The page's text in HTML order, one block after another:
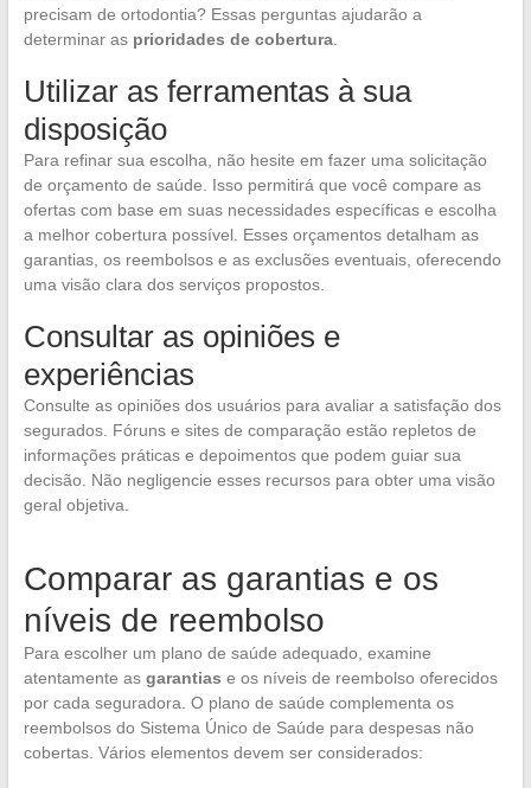
precisam de ortodontia? Essas perguntas ajudarão a
determinar as prioridades de cobertura.
Utilizar as ferramentas à sua
disposição
Para refinar sua escolha, não hesite em fazer uma solicitação
de orçamento de saúde. Isso permitirá que você compare as
ofertas com base em suas necessidades específicas e escolha
a melhor cobertura possível. Esses orçamentos detalham as
garantias, os reembolsos e as exclusões eventuais, oferecendo
uma visão clara dos serviços propostos.
Consultar as opiniões e
experiências
Consulte as opiniões dos usuários para avaliar a satisfação dos
segurados. Fóruns e sites de comparação estão repletos de
informações práticas e depoimentos que podem guiar sua
decisão. Não negligencie esses recursos para obter uma visão
geral objetiva.
Comparar as garantias e os
níveis de reembolso
Para escolher um plano de saúde adequado, examine
atentamente as garantias e os níveis de reembolso oferecidos
por cada seguradora. O plano de saúde complementa os
reembolsos do Sistema Único de Saúde para despesas não
cobertas. Vários elementos devem ser considerados: